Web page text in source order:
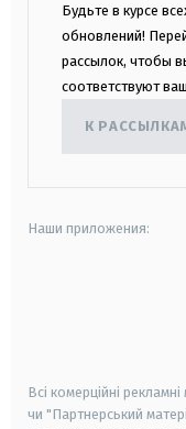
Будьте в курсе
обновлений!
рассылок, чтобы
соответствуют
К
Наши приложения:
Всі комерційні
чи "Партнерський